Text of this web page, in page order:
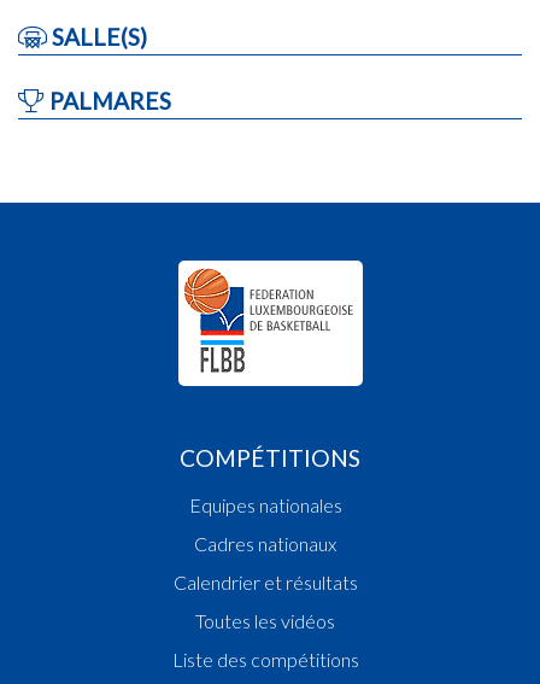
SALLE(S)
PALMARES
COMPÉTITIONS
Equipes nationales
Cadres nationaux
Calendrier et résultats
Toutes les vidéos
Liste des compétitions